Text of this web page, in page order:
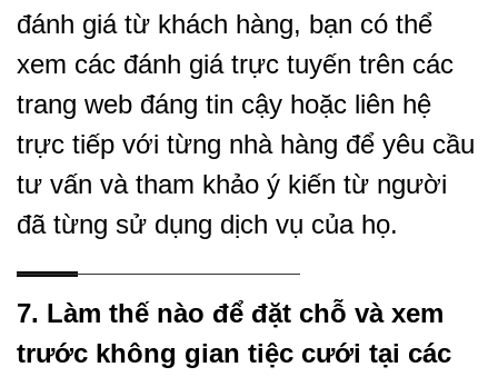
đánh giá từ khách hàng, bạn có thể
xem các đánh giá trực tuyến trên các
trang web đáng tin cậy hoặc liên hệ
trực tiếp với từng nhà hàng để yêu cầu
tư vấn và tham khảo ý kiến từ người
đã từng sử dụng dịch vụ của họ.
7. Làm thế nào để đặt chỗ và xem
trước không gian tiệc cưới tại các